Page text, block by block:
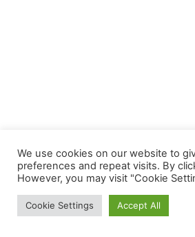
We use cookies on our website to
preferences and repeat visits. By
However, you may visit "Cookie
Cookie Settings Accept All